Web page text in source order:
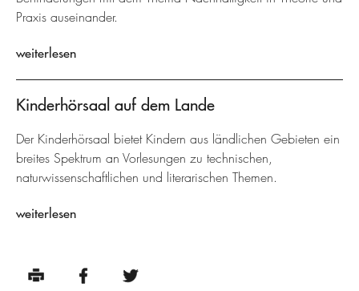
Praxis auseinander.
weiterlesen
Kinderhörsaal auf dem Lande
Der Kinderhörsaal bietet Kindern aus ländlichen Gebieten ein
breites Spektrum an Vorlesungen zu technischen,
naturwissenschaftlichen und literarischen Themen.
weiterlesen